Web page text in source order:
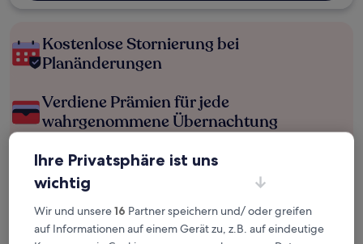
Kostenlose Stornierung bei
Planänderungen
Verdiene Prämien für jede
wahrgenommene Übernachtung
Mehr sparen mit Preisen für Mitglieder
Überprüfe die Preise für diese Daten
Ihre Privatsphäre ist uns
wichtig
Wir und unsere16 Partner speichern und/ oder greifen
auf Informationen auf einem Gerät zu, z.B. auf eindeutige